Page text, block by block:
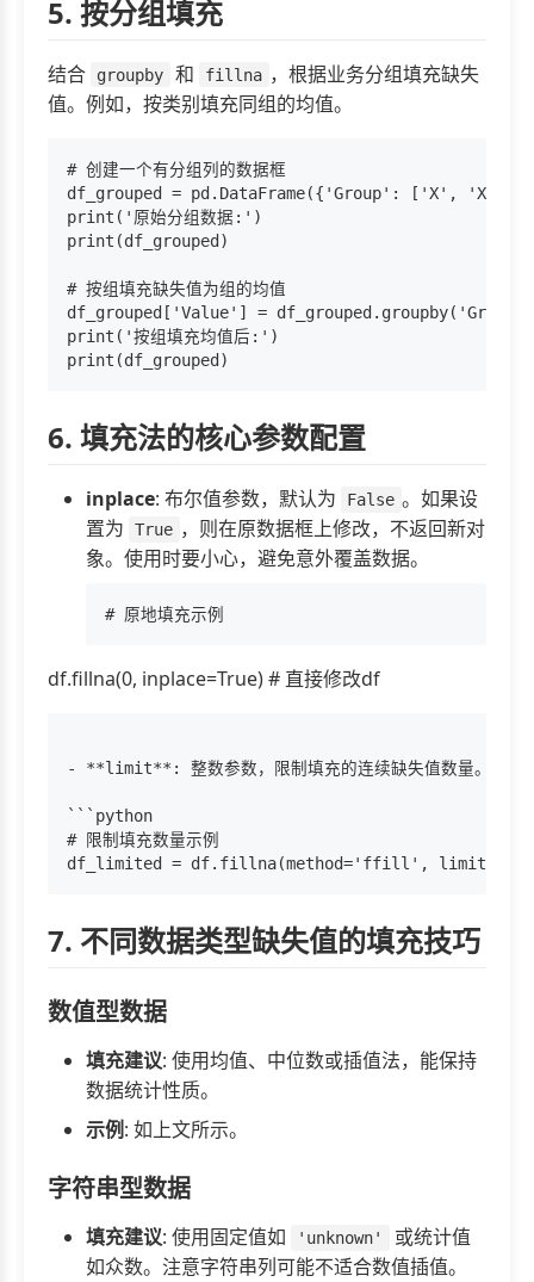
5. 按分组填充
结合 groupby 和 fillna ，根据业务分组填充缺失
值。例如，按类别填充同组的均值。
# 创建一个有分组列的数据框
df_grouped = pd.DataFrame({'Group': ['X',
print('原始分组数据:')
print(df_grouped)
# 按组填充缺失值为组的均值
df_grouped['Value'] =
print('按组填充均值后:')
6. 填充法的核心参数配置
inplace: 布尔值参数，默认为 False 。如果设
置为
True ，则在原数据框上修改，不返回新对
象。使用时要小心，避免意外覆盖数据。
df.fillna(0, inplace=True) # 直接修改df
- **limit**: 整数参数，限制填充的连续缺失值数量。例如
```python
# 限制填充数量示例
7. 不同数据类型缺失值的填充技巧
数值型数据
填充建议: 使用均值、中位数或插值法，能保持
数据统计性质。
示例: 如上文所示。
字符串型数据
填充建议: 使用固定值如 'unknown'
或统计值
如众数。注意字符串列可能不适合数值插值。